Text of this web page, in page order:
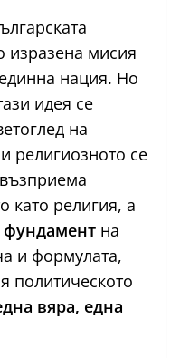
изразена мисия
нация. Но
идея се
на
религиозното се
като религия, а
фундамент на
и формулата,
политическото
вяра, една